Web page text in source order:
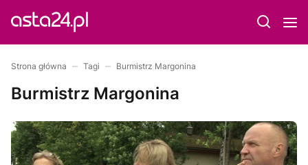
Strona główna Tagi Burmistrz Margonina
Burmistrz Margonina